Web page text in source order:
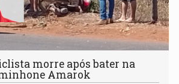
morre após bater na
Amarok